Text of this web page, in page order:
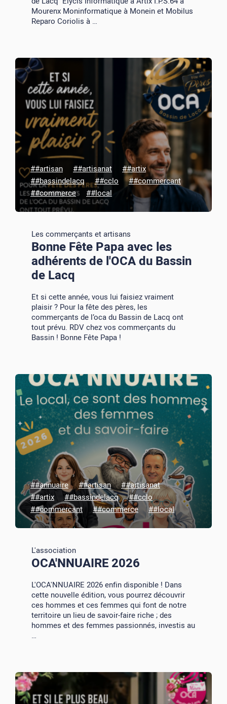
Mourenx Moninformatique à Monein et Mobilus
Reparo Coriolis à …
##artisan ##artisanat
##artix
##bassindelacq
##cclo
##commercant
##commerce
##local
Les commerçants et artisans
Bonne Fête Papa avec les
adhérents de l'OCA du Bassin
de Lacq
Et si cette année, vous lui faisiez vraiment
plaisir ? Pour la fête des pères, les
commerçants de l’oca du Bassin de Lacq ont
tout prévu. RDV chez vos commerçants du
Bassin ! Bonne Fête Papa !
##annuaire ##artisan
##artisanat
##artix
##bassindelacq
##cclo
##commercant
##commerce ##local
L'association
OCA'NNUAIRE 2026
L'OCA'NNUAIRE 2026 enfin disponible ! Dans
cette nouvelle édition, vous pourrez découvrir
ces hommes et ces femmes qui font de notre
territoire un lieu de savoir-faire riche ; des
hommes et des femmes passionnés, investis au
…